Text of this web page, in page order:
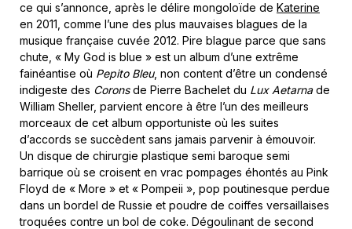
ce qui s’annonce, après le délire mongoloïde de Katerine
en 2011, comme l’une des plus mauvaises blagues de la
musique française cuvée 2012. Pire blague parce que sans
chute, « My God is blue » est un album d’une extrême
fainéantise où Pepito Bleu, non content d’être un condensé
indigeste des Coronsde Pierre Bachelet du Lux Aetarnade
William Sheller, parvient encore à être l’un des meilleurs
morceaux de cet album opportuniste où les suites
d’accords se succèdent sans jamais parvenir à émouvoir.
Un disque de chirurgie plastique semi baroque semi
barrique où se croisent en vrac pompages éhontés au Pink
Floyd de « More » et « Pompeii », pop poutinesque perdue
dans un bordel de Russie et poudre de coiffes versaillaises
troquées contre un bol de coke. Dégoulinant de second